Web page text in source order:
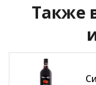
Также